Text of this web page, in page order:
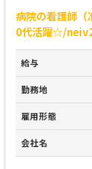
病院の看護師
0代活躍☆/
給与
勤務地
雇用形態
会社名